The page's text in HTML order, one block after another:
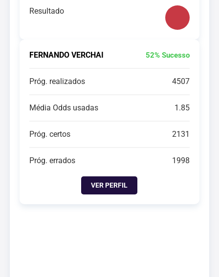
Resultado
FERNANDO VERCHAI 52% Sucesso
Próg. realizados 4507
Média Odds usadas 1.85
Próg. certos 2131
Próg. errados 1998
VER PERFIL